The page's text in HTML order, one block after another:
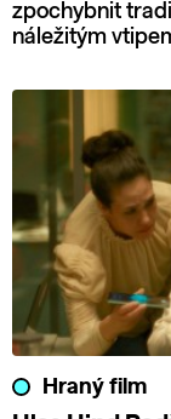
zpochybnit
náležitým
Hraný film